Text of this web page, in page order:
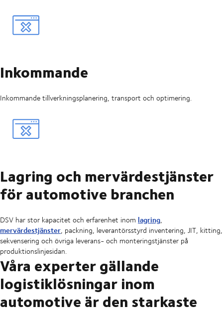
Inkommande
Inkommande tillverkningsplanering, transport och optimering.
Lagring och mervärdestjänster
för automotive branchen
DSV har stor kapacitet och erfarenhet inom lagring,
mervärdestjänster, packning, leverantörsstyrd inventering, JIT, kitting,
sekvensering och övriga leverans- och monteringstjänster på
produktionslinjesidan.
Våra experter gällande
logistiklösningar inom
automotive är den starkaste